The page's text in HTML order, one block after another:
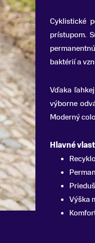
Cyklistické
prístupom.
baktérií a
Vďaka
výborne
Moderný
Hlavné
Výška